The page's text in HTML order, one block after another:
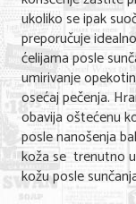
Sport i rekreacija
Zdravlje i
Hobi i razonoda
UPIS FIRMI
MARKETING
ukoliko se ipak
preporučuje
ćelijama posle
umirivanje
osećaj pečenja.
obavija oštećenu
posle nanošenja
koža se trenutno
kožu posle